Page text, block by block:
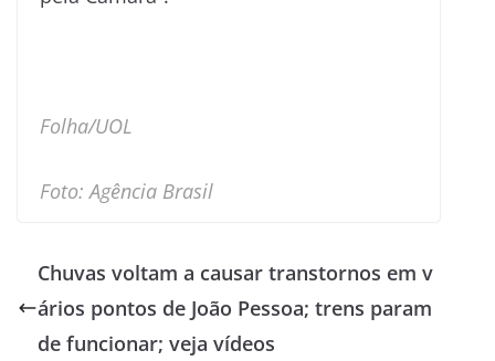
Folha/UOL
Foto: Agência Brasil
Chuvas voltam a causar transtornos em v
ários pontos de João Pessoa; trens param
de funcionar; veja vídeos